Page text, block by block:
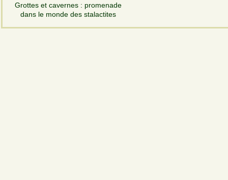
Grottes et cavernes : promenade
dans le monde des stalactites